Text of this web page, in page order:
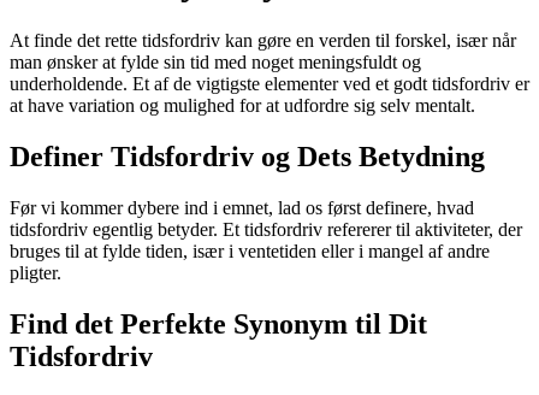
At finde det rette tidsfordriv kan gøre en verden til forskel, især når
man ønsker at fylde sin tid med noget meningsfuldt og
underholdende. Et af de vigtigste elementer ved et godt tidsfordriv er
at have variation og mulighed for at udfordre sig selv mentalt.
Definer Tidsfordriv og Dets Betydning
Før vi kommer dybere ind i emnet, lad os først definere, hvad
tidsfordriv egentlig betyder. Et tidsfordriv refererer til aktiviteter, der
bruges til at fylde tiden, især i ventetiden eller i mangel af andre
pligter.
Find det Perfekte Synonym til Dit
Tidsfordriv